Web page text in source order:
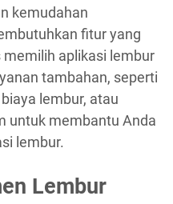
kemudahan
fitur yang
memilih aplikasi lembur
tambahan, seperti
lembur, atau
untuk membantu Anda
lembur.
Lembur